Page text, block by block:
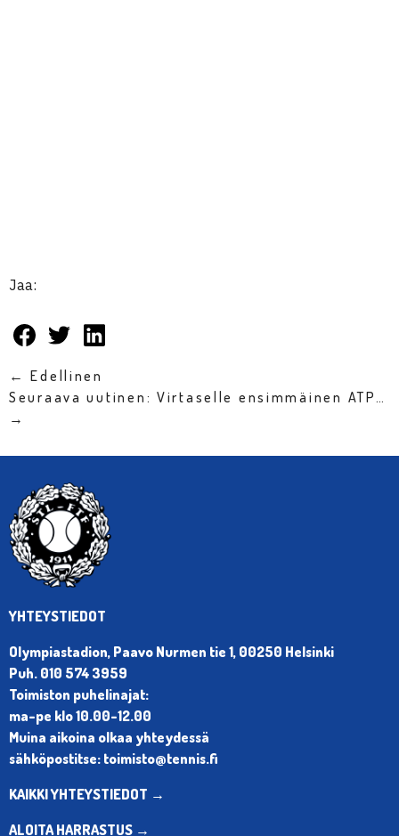
Jaa:
← Edellinen
Seuraava uutinen: Virtaselle ensimmäinen ATP…
→
YHTEYSTIEDOT
Olympiastadion, Paavo Nurmen tie 1, 00250 Helsinki
Puh. 010 574 3959
Toimiston puhelinajat:
ma-pe klo 10.00-12.00
Muina aikoina olkaa yhteydessä
sähköpostitse: toimisto@tennis.fi
KAIKKI YHTEYSTIEDOT →
ALOITA HARRASTUS →